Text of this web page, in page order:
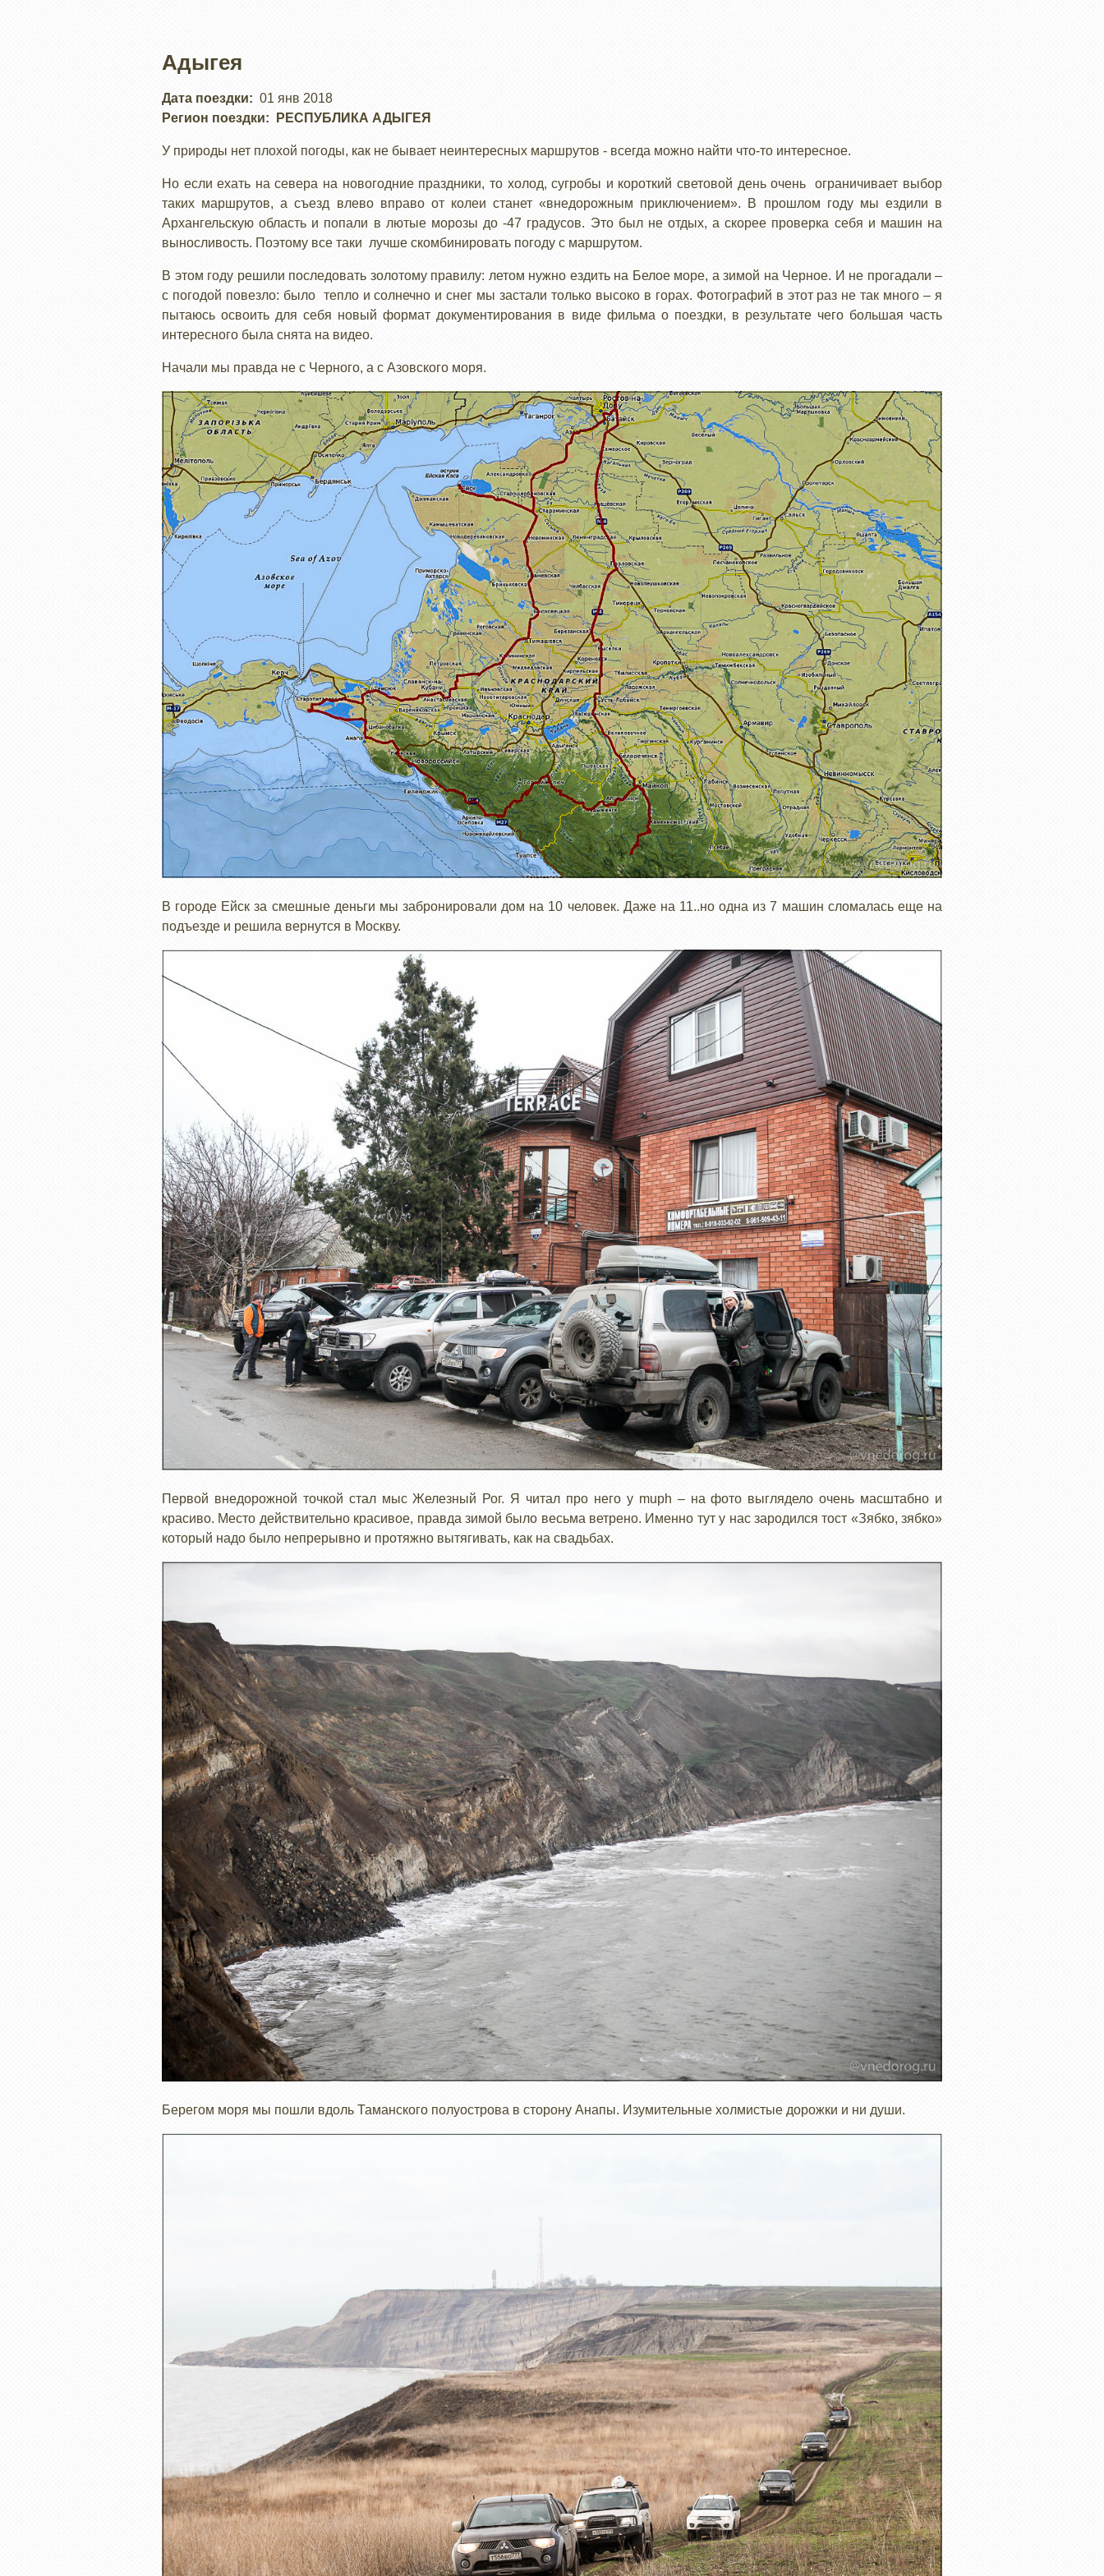
Адыгея
Дата поездки
01 янв 2018
Регион поездки
РЕСПУБЛИКА АДЫГЕЯ
У природы нет плохой погоды, как не бывает неинтересных маршрутов - всегда можно найти что-то интересное.
Но если ехать на севера на новогодние праздники, то холод, сугробы и короткий световой день очень ограничивает выбор
таких маршрутов, а съезд влево вправо от колеи станет «внедорожным приключением». В прошлом году мы ездили в
Архангельскую область и попали в лютые морозы до -47 градусов. Это был не отдых, а скорее проверка себя и машин на
выносливость. Поэтому все таки лучше скомбинировать погоду с маршрутом.
В этом году решили последовать золотому правилу: летом нужно ездить на Белое море, а зимой на Черное. И не прогадали –
с погодой повезло: было тепло и солнечно и снег мы застали только высоко в горах. Фотографий в этот раз не так много – я
пытаюсь освоить для себя новый формат документирования в виде фильма о поездки, в результате чего большая часть
интересного была снята на видео.
Начали мы правда не с Черного, а с Азовского моря.
В городе Ейск за смешные деньги мы забронировали дом на 10 человек. Даже на 11..но одна из 7 машин сломалась еще на
подъезде и решила вернутся в Москву.
Первой внедорожной точкой стал мыс Железный Рог. Я читал про него у muph – на фото выглядело очень масштабно и
красиво. Место действительно красивое, правда зимой было весьма ветрено. Именно тут у нас зародился тост «Зябко, зябко»
который надо было непрерывно и протяжно вытягивать, как на свадьбах.
Берегом моря мы пошли вдоль Таманского полуострова в сторону Анапы. Изумительные холмистые дорожки и ни души.